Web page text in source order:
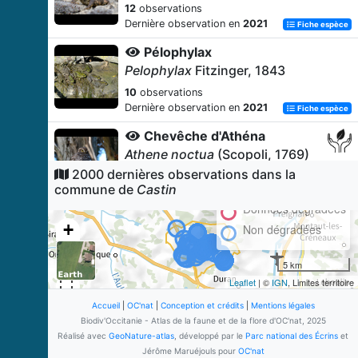
12 observations
Dernière observation en 2021 Fiche espèce
Pélophylax
Pelophylax Fitzinger, 1843
10 observations
Dernière observation en 2021 Fiche espèce
Chevêche d'Athéna
Athene noctua (Scopoli, 1769)
7observations
Dernière observation en
Anacamptide pyramidale
Anacamptis pyramidalis(L.) Rich.,
1817
observations
Dernière observation en2016 Fiche espèce
Chevreuil européen
Capreolus capreolus(Linnaeus,
1758)
2000 dernières observations dans la
commune de Castin
+
Données dégradées
Non dégradées
5 km
Leaflet | ©IGN, Limites territoire
Accueil| OC'nat| Conception et crédits| Mentions légales
Biodiv'Occitanie - Atlas de la faune et de la flore d'OC'nat, 2025
Réalisé avec GeoNature-atlas , développé par le Parc national des Écrins et
Jérôme Maruéjouls pour OC'nat